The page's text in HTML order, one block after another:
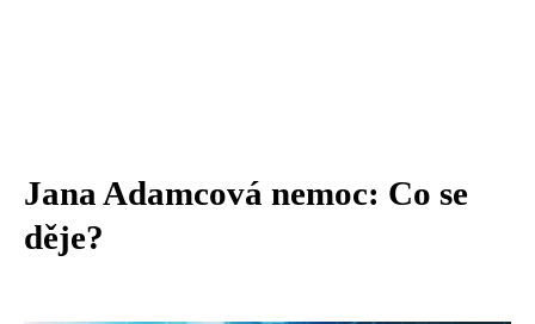
Jana Adamcová nemoc: Co se
děje?